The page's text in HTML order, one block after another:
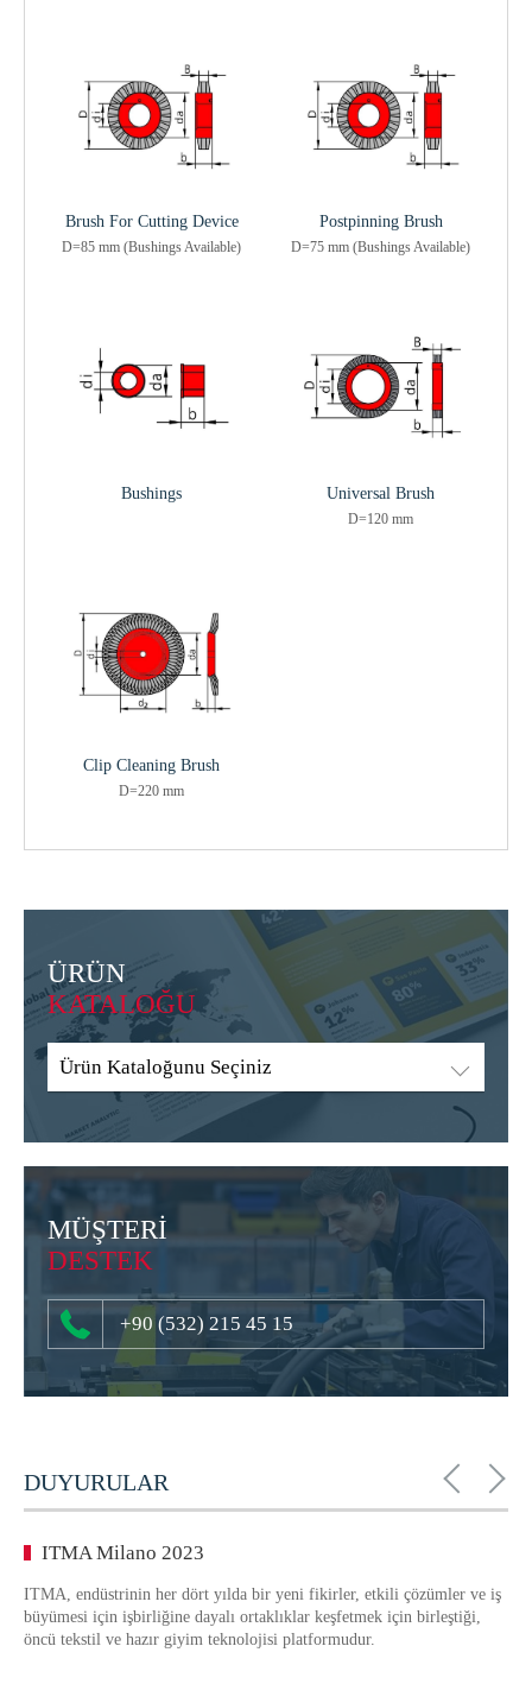
Brush For Cutting Device
D=85 mm (Bushings Available)
Postpinning Brush
D=75 mm (Bushings Available)
Bushings Universal Brush
D=120 mm
Clip Cleaning Brush
D=220 mm
ÜRÜN
KATALOĞU
Ürün Kataloğunu Seçiniz
MÜŞTERİ
DESTEK
+90 (532) 215 45 15
DUYURULAR
ITMA Milano 2023
ITMA, endüstrinin her dört yılda bir yeni fikirler, etkili çözümler ve iş
büyümesi için işbirliğine dayalı ortaklıklar keşfetmek için birleştiği,
öncü tekstil ve hazır giyim teknolojisi platformudur.